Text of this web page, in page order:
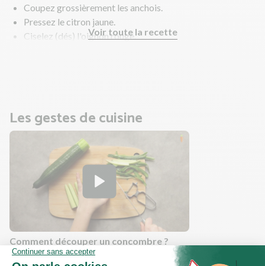
Coupez grossièrement les anchois.
Pressez le citron jaune.
Ciselez (dés) l'oignon rouge.
Voir toute la recette
Les gestes de cuisine
Comment découper un concombre ?